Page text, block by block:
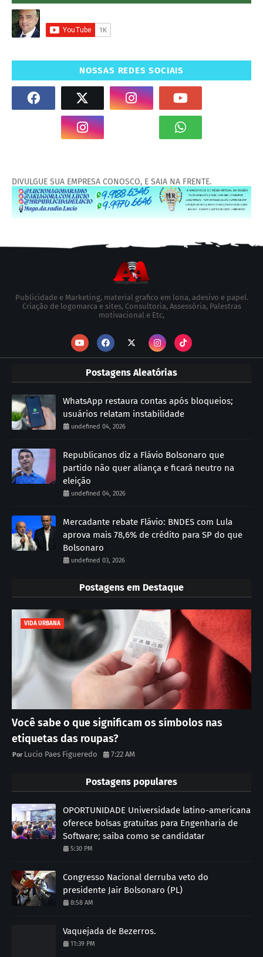
NOSSAS REDES SOCIAIS
DIVULGUE SUA EMPRESA CONOSCO, E SAIA NA FRENTE.
Publicidade e Marketing, material grafico em lona, adesivo e papel.
Criação de logomarca e sites, Consultoria, Assessória, Palestras
motivacional e Etc,
Postagens Aleatórias
WhatsApp restaura contas após bloqueios;
usuários relatam instabilidade
undefined 04, 2026
Republicanos diz a Flávio Bolsonaro que
partido não quer aliança e ficará neutro na
eleição
undefined 04, 2026
Mercadante rebate Flávio: BNDES com Lula
aprova mais 78,6% de crédito para SP do que
Bolsonaro
undefined 03, 2026
Postagens em Destaque
VIDA URBANA
Você sabe o que significam os símbolos nas
etiquetas das roupas?
Lucio Paes Figueredo 7:22 AM
Postagens populares
OPORTUNIDADE Universidade latino-americana
oferece bolsas gratuitas para Engenharia de
Software; saiba como se candidatar
5:30 PM
Congresso Nacional derruba veto do
presidente Jair Bolsonaro (PL)
8:58 AM
Vaquejada de Bezerros.
11:39 PM